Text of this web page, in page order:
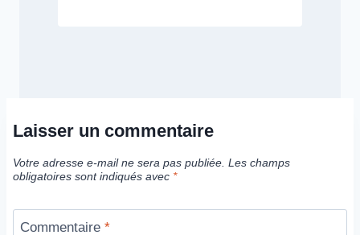
Laisser un commentaire
Votre adresse e-mail ne sera pas publiée. Les champs
obligatoires sont indiqués avec *
Commentaire *